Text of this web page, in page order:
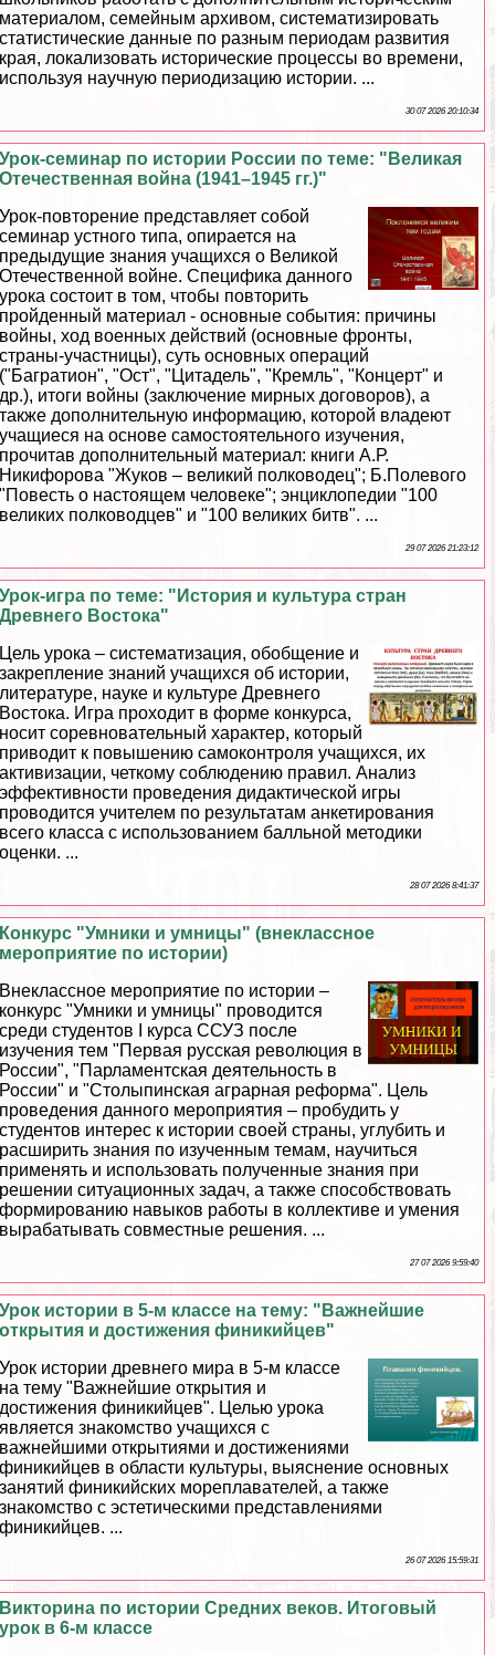
материалом, семейным архивом, систематизировать
статистические данные по разным периодам развития
края, локализовать исторические процессы во времени,
используя научную периодизацию истории. ...
30 07 2026 20:10:34
Урок-семинар по истории России по теме: "Великая
Отечественная война (1941–1945 гг.)"
Урок-повторение представляет собой
семинар устного типа, опирается на
предыдущие знания учащихся о Великой
Отечественной войне. Специфика данного
урока состоит в том, чтобы повторить
пройденный материал - основные события: причины
войны, ход военных действий (основные фронты,
страны-участницы), суть основных операций
("Багратион", "Ост", "Цитадель", "Кремль", "Концерт" и
др.), итоги войны (заключение мирных договоров), а
также дополнительную информацию, которой владеют
учащиеся на основе самостоятельного изучения,
прочитав дополнительный материал: книги А.Р.
Никифорова "Жуков – великий полководец"; Б.Полевого
"Повесть о настоящем человеке"; энциклопедии "100
великих полководцев" и "100 великих битв". ...
29 07 2026 21:23:12
Урок-игра по теме: "История и культура стран
Древнего Востока"
Цель урока – систематизация, обобщение и
закрепление знаний учащихся об истории,
литературе, науке и культуре Древнего
Востока. Игра проходит в форме конкурса,
носит соревновательный хаpaктер, который
приводит к повышению самоконтроля учащихся, их
активизации, четкому соблюдению правил. Анализ
эффективности проведения дидактической игры
проводится учителем по результатам анкетирования
всего класса с использованием балльной методики
оценки. ...
28 07 2026 8:41:37
Конкурс "Умники и умницы" (внеклассное
мероприятие по истории)
Внеклассное мероприятие по истории –
конкурс "Умники и умницы" проводится
среди студентов I курса ССУЗ после
изучения тем "Первая русская революция в
России", "Парламентская деятельность в
России" и "Столыпинская аграрная реформа". Цель
проведения данного мероприятия – пробудить у
студентов интерес к истории своей страны, углубить и
расширить знания по изученным темам, научиться
применять и использовать полученные знания при
решении ситуационных задач, а также способствовать
формированию навыков работы в коллективе и умения
выpaбатывать совместные решения. ...
27 07 2026 9:59:40
Урок истории в 5-м классе на тему: "Важнейшие
открытия и достижения финикийцев"
Урок истории древнего мира в 5-м классе
на тему "Важнейшие открытия и
достижения финикийцев". Целью урока
является знакомство учащихся с
важнейшими открытиями и достижениями
финикийцев в области культуры, выяснение основных
занятий финикийских мореплавателей, а также
знакомство с эстетическими представлениями
финикийцев. ...
26 07 2026 15:59:31
Викторина по истории Средних веков. Итоговый
урок в 6-м классе